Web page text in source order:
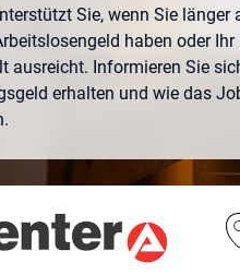
Sie, wenn Sie länger
haben oder
ausreicht. Informieren Sie
erhalten und wie das